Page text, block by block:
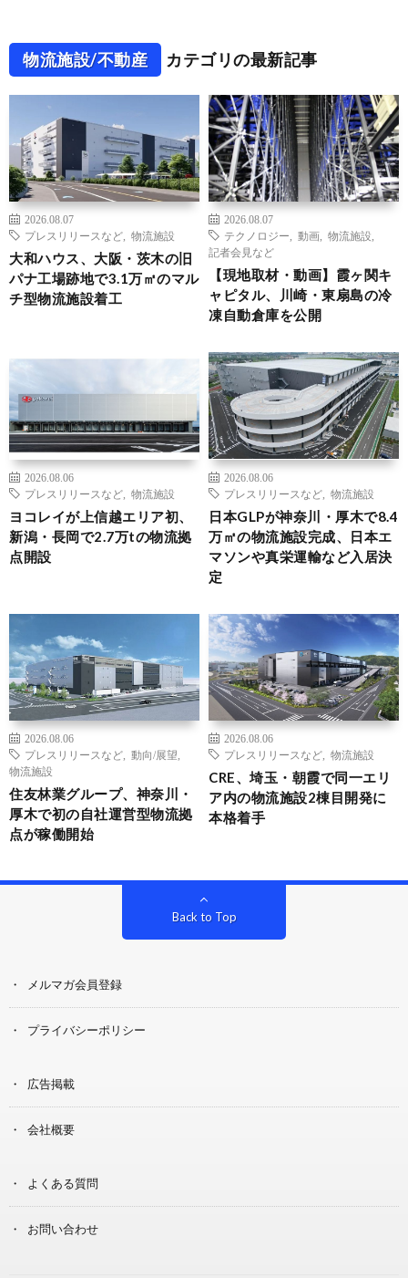
物流施設/不動産 カテゴリの最新記事
2026.08.07
プレスリリースなど
物流施設
大和ハウス、大阪・茨木の旧
パナ工場跡地で3.1万㎡のマル
チ型物流施設着工
2026.08.07
テクノロジー
動画 物流施設
記者会見など
【現地取材・動画】霞ヶ関キ
ャピタル、川崎・東扇島の冷
凍自動倉庫を公開
2026.08.06
プレスリリースなど
物流施設
ヨコレイが上信越エリア初、
新潟・長岡で2.7万tの物流拠
点開設
2026.08.06
プレスリリースなど
物流施設
日本GLPが神奈川・厚木で8.4
万㎡の物流施設完成、日本エ
マソンや真栄運輸など入居決
定
2026.08.06
プレスリリースなど
動向/展望
物流施設
住友林業グループ、神奈川・
厚木で初の自社運営型物流拠
点が稼働開始
2026.08.06
プレスリリースなど
物流施設
CRE、埼玉・朝霞で同一エリ
ア内の物流施設2棟目開発に
本格着手
Back to Top
メルマガ会員登録
プライバシーポリシー
広告掲載
会社概要
よくある質問
お問い合わせ